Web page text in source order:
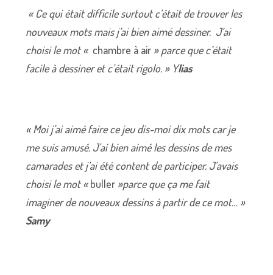
« Ce qui était difficile surtout c’était de trouver les
nouveaux mots mais j’ai bien aimé dessiner. J’ai
choisi le mot « chambre à air » parce que c’était
facile à dessiner et c’était rigolo. » Ylias
« Moi j’ai aimé faire ce jeu dis-moi dix mots car je
me suis amusé. J’ai bien aimé les dessins de mes
camarades et j’ai été content de participer. J’avais
choisi le mot «buller »parce que ça me fait
imaginer de nouveaux dessins à partir de ce mot… »
Samy